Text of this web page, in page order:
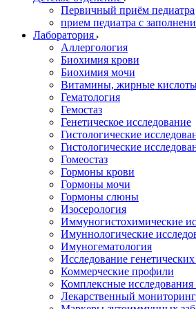
Первичный приём педиатра
прием педиатра с
Лаборатория
Аллергология
Биохимия крови
Биохимия мочи
Витамины, жирные
Гематология
Гемостаз
Генетическое исследование
Гистологические
Гистологические
Гомеостаз
Гормоны крови
Гормоны мочи
Гормоны слюны
Изосерология
Иммуногистохимические
Имуннологические
Имуногематология
Исследование
Коммерческие профили
Комплексные
Лекарственный мониторинг